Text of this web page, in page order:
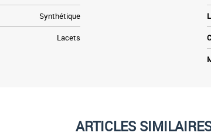
Synthétique
Lacets
ARTICLES